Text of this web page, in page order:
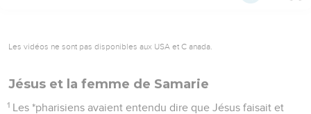
Les vidéos ne sont pas disponibles aux USA et C anada.
Jésus et la femme de Samarie
1 Les *pharisiens avaient entendu dire que Jésus faisait et